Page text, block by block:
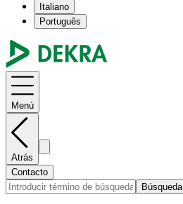
Italiano
Português
Menú
Atrás
Contacto
Búsqueda